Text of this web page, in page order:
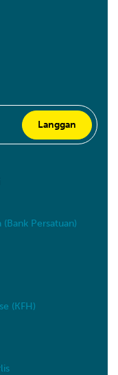
Persatuan)
(KFH)